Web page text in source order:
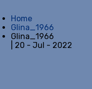
Home
Glina_1966
Glina_1966
| 20 - Jul - 2022